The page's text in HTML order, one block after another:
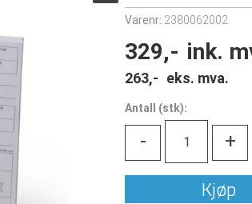
Varenr: 2380062002
329,- ink.
263,- eks. mva.
Antall (stk):
- +
Kjøp